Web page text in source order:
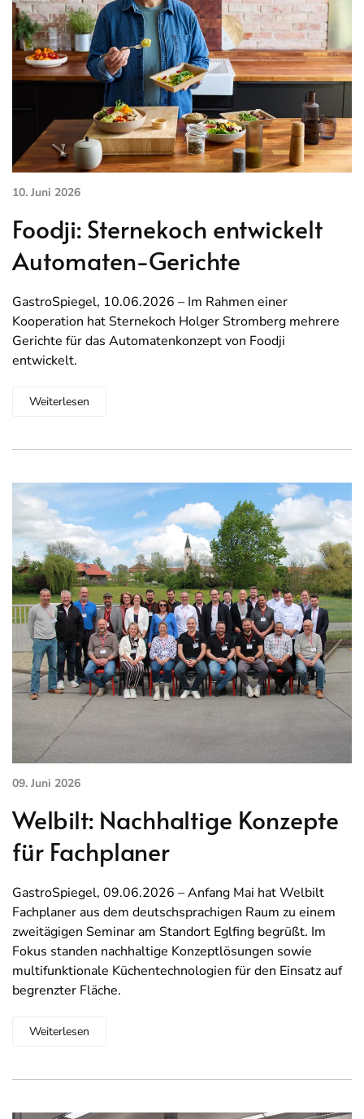
10. Juni 2026
Foodji: Sternekoch entwickelt
Automaten-Gerichte
GastroSpiegel, 10.06.2026 – Im Rahmen einer
Kooperation hat Sternekoch Holger Stromberg mehrere
Gerichte für das Automatenkonzept von Foodji
entwickelt.
Weiterlesen
09. Juni 2026
Welbilt: Nachhaltige Konzepte
für Fachplaner
GastroSpiegel, 09.06.2026 – Anfang Mai hat Welbilt
Fachplaner aus dem deutschsprachigen Raum zu einem
zweitägigen Seminar am Standort Eglfing begrüßt. Im
Fokus standen nachhaltige Konzeptlösungen sowie
multifunktionale Küchentechnologien für den Einsatz auf
begrenzter Fläche.
Weiterlesen